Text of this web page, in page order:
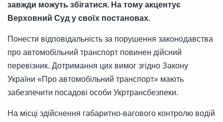
завжди можуть збігатися. На тому акцентує
Верховний Суд у своїх постановах.
Понести відповідальність за порушення законодавства
про автомобільний транспорт повинен дійсний
перевізник. Дотримання цих вимог згідно Закону
України «Про автомобільний транспорт» мають
забезпечити посадові особи Укртрансбезпеки.
На місці здійснення габаритно-вагового контролю водій